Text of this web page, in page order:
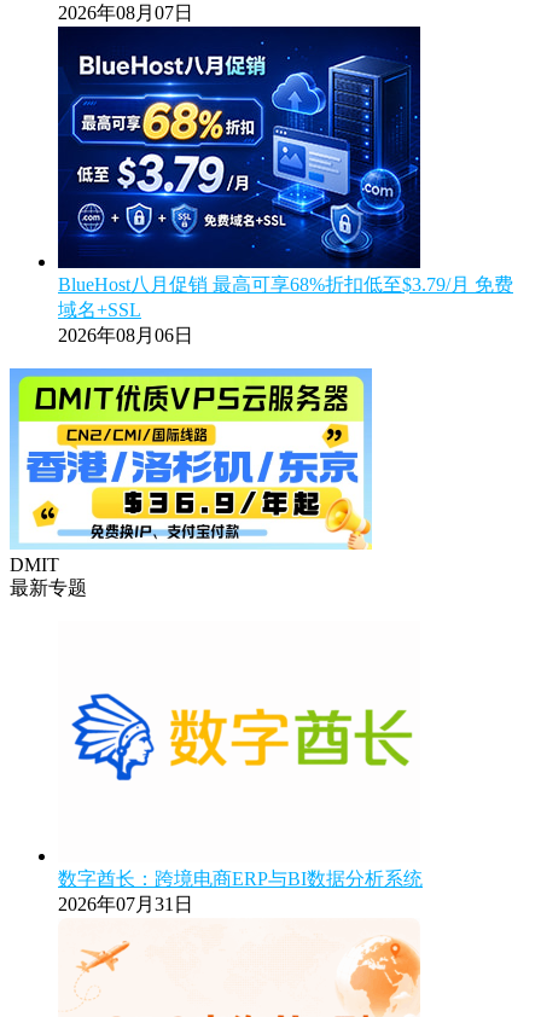
2026年08月07日
BlueHost八月促销 最高可享68%折扣低至$3.79/月 免费
域名+SSL
2026年08月06日
DMIT
最新专题
数字酋长：跨境电商ERP与BI数据分析系统
2026年07月31日